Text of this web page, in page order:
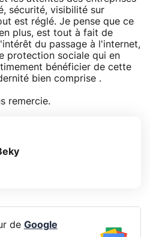
sécurité, visibilité sur
est réglé. Je pense que ce
plus, est tout à fait de
du passage à l'internet,
protection sociale qui en
bénéficier de cette
bien comprise .
remercie.
de Google